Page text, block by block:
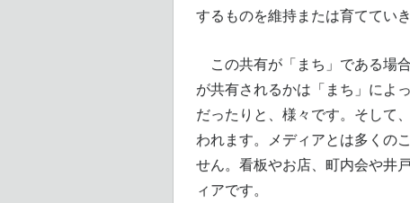
するものを維持または育てていき
この共有が「まち」である場
が共有されるかは「まち」によ
だったりと、様々です。そして
われます。メディアとは多くの
せん。看板やお店、町内会や井
ィアです。